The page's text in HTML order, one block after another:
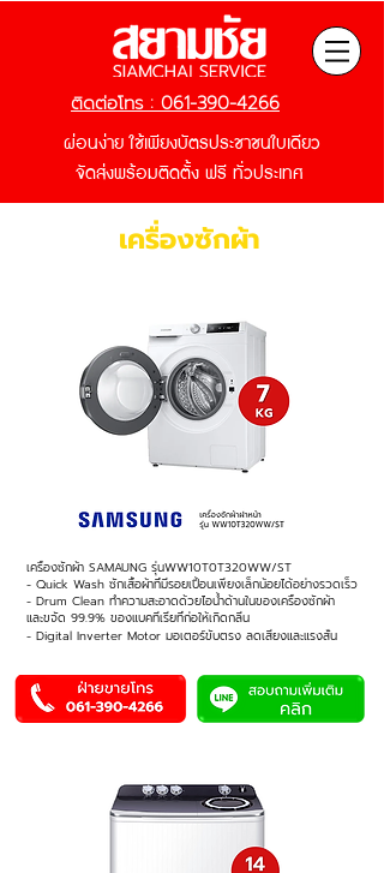
ติดต่อโทร : 061-390-4266
ผ่อนง่าย ใช้เพียงบัตรประชาชนใบเดียว
จัดส่งพร้อมติดตั้ง ฟรี ทั่วประเทศ
เครื่องซักผ้า
เครื่องซักผ้า SAMAUNG รุ่นWW10T0T320WW/ST
- Quick Wash ซักเสื้อผ้าที่มีรอยเปื้อนเพียงเล็กน้อยได้อย่างรวดเร็ว
- Drum Clean ทำความสะอาดด้วยไอน้ำด้านในของเครื่องซักผ้า
และขจัด 99.9% ของแบคทีเรียที่ก่อให้เกิดกลิ่น
- Digital Inverter Motor มอเตอร์ขับตรง ลดเสียงและแรงสั่น